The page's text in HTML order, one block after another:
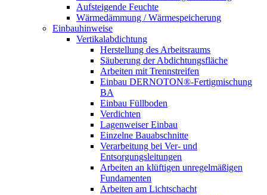
Aufsteigende Feuchte
Wärmedämmung / Wärmespeicherung
Einbauhinweise
Vertikalabdichtung
Herstellung des Arbeitsraums
Säuberung der Abdichtungsfläche
Arbeiten mit Trennstreifen
Einbau DERNOTON®-Fertigmischung
BA
Einbau Füllboden
Verdichten
Lagenweiser Einbau
Einzelne Bauabschnitte
Verarbeitung bei Ver- und
Entsorgungsleitungen
Arbeiten an klüftigen unregelmäßigen
Fundamenten
Arbeiten am Lichtschacht